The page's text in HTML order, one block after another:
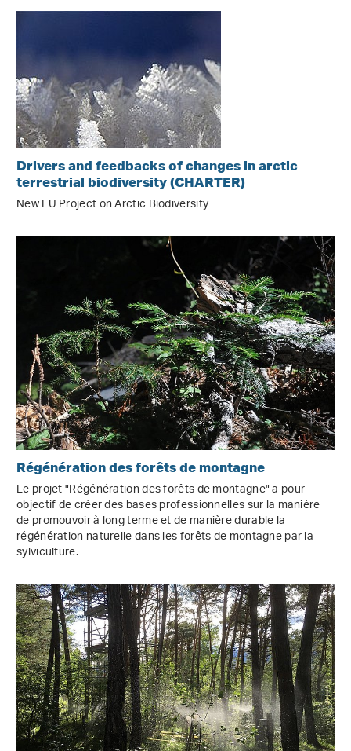
Drivers and feedbacks of changes in arctic
terrestrial biodiversity (CHARTER)
New EU Project on Arctic Biodiversity
Régénération des forêts de montagne
Le projet "Régénération des forêts de montagne" a pour
objectif de créer des bases professionnelles sur la manière
de promouvoir à long terme et de manière durable la
régénération naturelle dans les forêts de montagne par la
sylviculture.